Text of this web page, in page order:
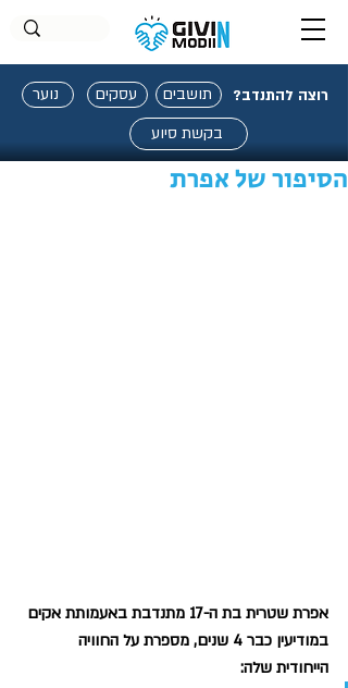
נוער עסקים תושבים רוצה להתנדב?
בקשת סיוע
הסיפור של אפרת
אפרת שטרית בת ה-17 מתנדבת באעמותת אקים
במודיעין כבר 4 שנים, מספרת על החוויה
הייחודית שלה: